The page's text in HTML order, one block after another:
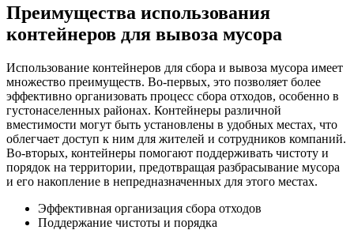
Преимущества использования
контейнеров для вывоза мусора
Использование контейнеров для сбора и вывоза мусора имеет
множество преимуществ. Во-первых, это позволяет более
эффективно организовать процесс сбора отходов, особенно в
густонаселенных районах. Контейнеры различной
вместимости могут быть установлены в удобных местах, что
облегчает доступ к ним для жителей и сотрудников компаний.
Во-вторых, контейнеры помогают поддерживать чистоту и
порядок на территории, предотвращая разбрасывание мусора
и его накопление в непредназначенных для этого местах.
Эффективная организация сбора отходов
Поддержание чистоты и порядка